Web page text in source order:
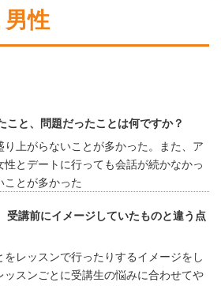
性
こと、問題だったことは何ですか？
上がらないことが多かった。また、ア
とデートに行っても会話が続かなかっ
とが多かった
受講前にイメージしていたものと違う点
レッスンで行ったりするイメージをし
ッスンごとに受講生の悩みに合わせてや